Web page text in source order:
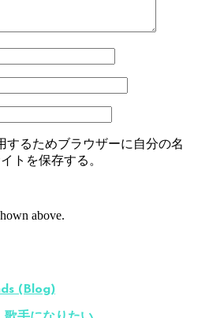
するためブラウザーに自分の名
トを保存する。
above.
(Blog)